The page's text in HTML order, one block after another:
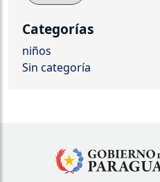
Categorías
niños
Sin categoría